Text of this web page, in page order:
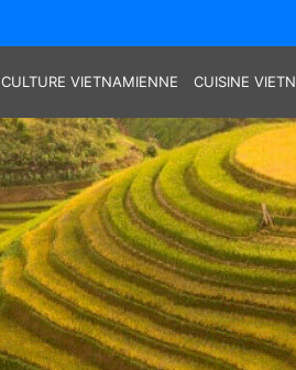
CULTURE VIETNAMIENNE CUISINE